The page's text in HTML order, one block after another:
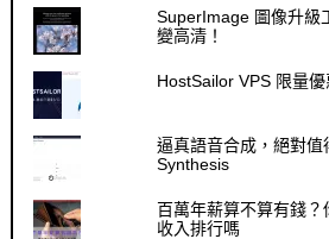
SuperImage 圖像升級
變高清！
HostSailor VPS 限量優
逼真語音合成，絕對值
Synthesis
百萬年薪算不算有錢
收入排行嗎